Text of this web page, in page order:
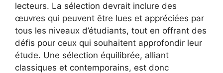
lecteurs. La sélection devrait inclure des
œuvres qui peuvent être lues et appréciées par
tous les niveaux d’étudiants, tout en offrant des
défis pour ceux qui souhaitent approfondir leur
étude. Une sélection équilibrée, alliant
classiques et contemporains, est donc